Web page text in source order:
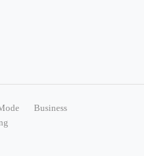
Business